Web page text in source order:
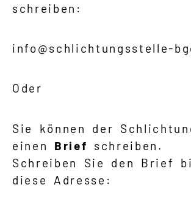
schreiben:
info@schlichtungsstelle-
Oder
Sie können der
einen Brief
schreiben.
Schreiben Sie den Brief
diese Adresse: